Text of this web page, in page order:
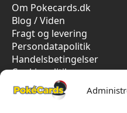
Om Pokecards.dk
Blog / Viden
Fragt og levering
Persondatapolitik
Handelsbetingelser
Cookiepolitik
Vi har kun 5-stjernet